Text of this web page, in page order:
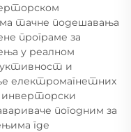
тачне подешавања
програме за
у реалном
и
електромагнетних
инверторски
погодним за
где